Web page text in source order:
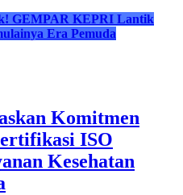
GEMPAR KEPRI Lantik
Era Pemuda
Komitmen
ISO
Kesehatan